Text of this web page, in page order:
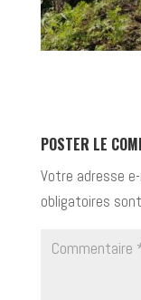
POSTER LE
Votre adresse
obligatoires